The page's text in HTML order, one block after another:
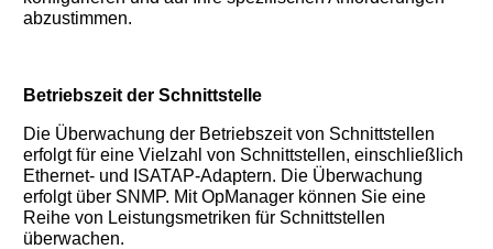
abzustimmen.
Betriebszeit der Schnittstelle
Die Überwachung der Betriebszeit von Schnittstellen
erfolgt für eine Vielzahl von Schnittstellen, einschließlich
Ethernet- und ISATAP-Adaptern. Die Überwachung
erfolgt über SNMP. Mit OpManager können Sie eine
Reihe von Leistungsmetriken für Schnittstellen
überwachen.